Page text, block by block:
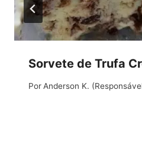
Sorvete de Trufa
PorAnderson K.